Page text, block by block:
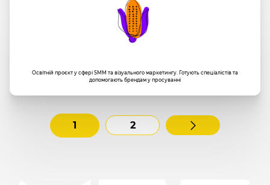
Освітній проєкт у сфері SMM та візуального маркетингу. Готують спеціалістів та
допомогають брендам у просуванні
1 2